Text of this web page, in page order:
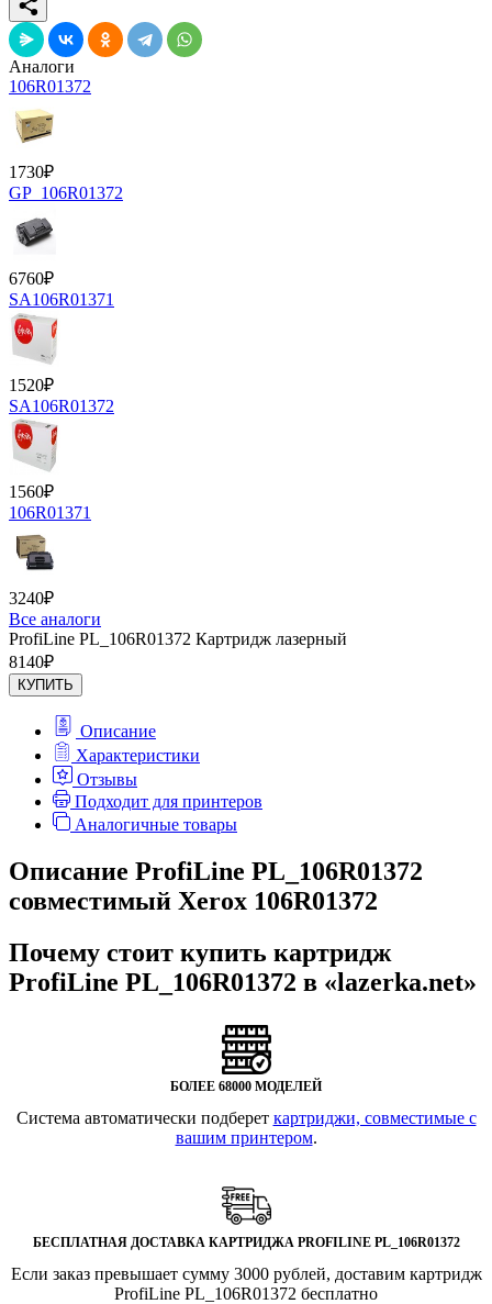
Аналоги
106R01372
1730₽
GP_106R01372
6760₽
SA106R01371
1520₽
SA106R01372
1560₽
106R01371
3240₽
Все аналоги
ProfiLine PL_106R01372 Картридж лазерный
8140₽
КУПИТЬ
Описание
Характеристики
Отзывы
Подходит для принтеров
Аналогичные товары
Описание ProfiLine PL_106R01372
совместимый Xerox 106R01372
Почему стоит купить картридж
ProfiLine PL_106R01372 в «lazerka.net»
БОЛЕЕ 68000 МОДЕЛЕЙ
Система автоматически подберет картриджи, совместимые с
вашим принтером.
БЕСПЛАТНАЯ ДОСТАВКА КАРТРИДЖА PROFILINE PL_106R01372
Если заказ превышает сумму 3000 рублей, доставим картридж
ProfiLine PL_106R01372 бесплатно